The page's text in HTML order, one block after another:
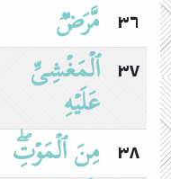
٣٦ مَّرَضࣱ
٣٧
ٱلۡمَغۡشِیِّ
عَلَیۡهِ
٣٨
مِنَ ٱلۡمَوۡتِۖ